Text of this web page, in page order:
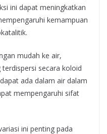
ini dapat meningkatkan
kemampuan
mudah ke air,
secara koloid
ada dalam air dalam
mempengaruhi sifat
ini penting pada